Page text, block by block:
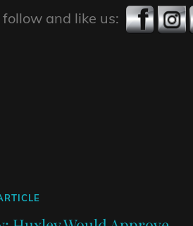
follow and like us: